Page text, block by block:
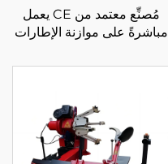
مُصنِّع معتمد من CE يعمل
مباشرةً على موازنة الإطارات